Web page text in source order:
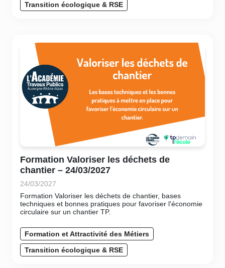
Transition écologique & RSE
Formation Valoriser les déchets de
chantier – 24/03/2027
24/03/2027
Formation Valoriser les déchets de chantier, bases
techniques et bonnes pratiques pour favoriser l'économie
circulaire sur un chantier TP.
Formation et Attractivité des Métiers
Transition écologique & RSE